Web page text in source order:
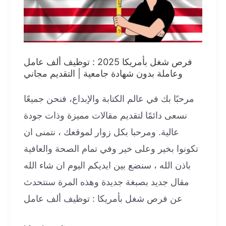
السياقة
فرص شغل بأمريكا 2025 : توظيف ألف عامل
وعاملة بدون شهادة جامعية | التقديم مجاني
مرحبًا بك في عالم الكتابة والإبداع، فنحن جميعًا
نسعى دائمًا لتقديم مقالات مميزة وذات جودة
عالية. ومرحبا بكل زوار لموقعك ، نتمنى ان
تكونوا بخير وعلى خير وفي تمام الصحة والعافية
باذن الله ، سنضع بين ايديكم اليوم ان شاء الله
مقال جديد بصبغة جديدة وهذه المرة سنتحدث
عن فرص شغل بأمريكا : توظيف ألف عامل